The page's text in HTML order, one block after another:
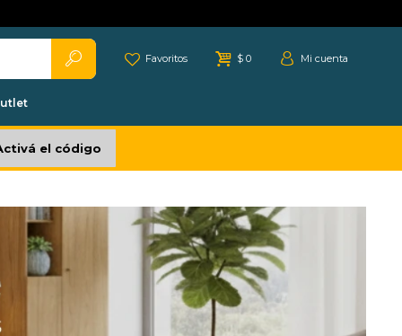
$ 0
Favoritos
el código